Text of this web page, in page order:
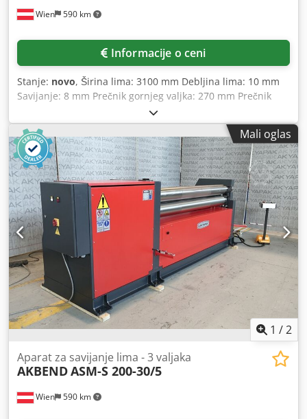
Wien 590 km
Informacije o ceni
Stanje: novo, Širina lima: 3100 mm Debljina lima: 10 mm
Savijanje: 8 mm Prečnik gornjeg valjka: 270 mm Prečnik
donjeg valjka: 250 mm Prečnik bočnog valjka: 210 mm
Ukupna potreba za snagom: 11 kW Chjdpfx Asyv Nhcspnoa
Težina mašine cca. 7750 kg Dimenzije mašine:
5600x1450x1600 mm Oprema/pribor: - Uređaj za konično
savijanje - Indukciono kaljeni valjci - Digitalni prikaz za
bočne valjke - Mašina od čelične konstrukcije - Odvojeni
upravljački pult - Dve brzine - Svi valjci na kugličnim
ležajevima - Klap i potporni ležaj gornjeg valjka upravljaju
se sa upravljačkog pulta. Kada se klap ležaj otvori, valjak
automatski ide nagore. - Konično podešavanje valjaka
preko upravljačkog pulta - Centralni valjci pogonjeni
hidrauličkim motorom i kružnim reduktorom (gornji i donji
valjci) - Kalibracija
Mali oglas
1 /2
Wien 590 km
Aparat za savijanje lima - 3 valjaka
AKBENDASM-S 200-30/5